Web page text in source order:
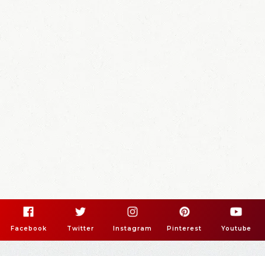
Facebook Twitter Instagram Pinterest Youtube